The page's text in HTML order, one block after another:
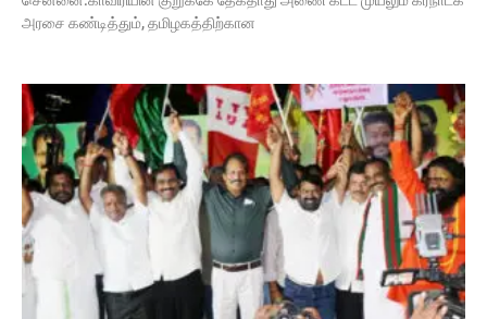
அரசை கண்டித்தும், தமிழகத்திற்கான